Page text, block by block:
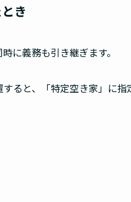
き
に義務も引き継ぎます。
ると、「特定空き家」に指